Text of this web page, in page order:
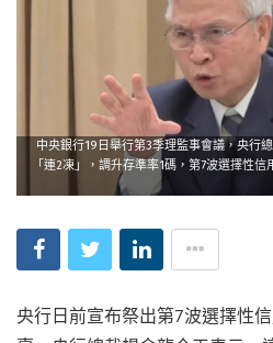
中央銀行19日舉行第3季理監事會議，央行
「連2凍」，調升存準率1碼，第7波選擇性
央行日前宣布祭出第7波選擇性